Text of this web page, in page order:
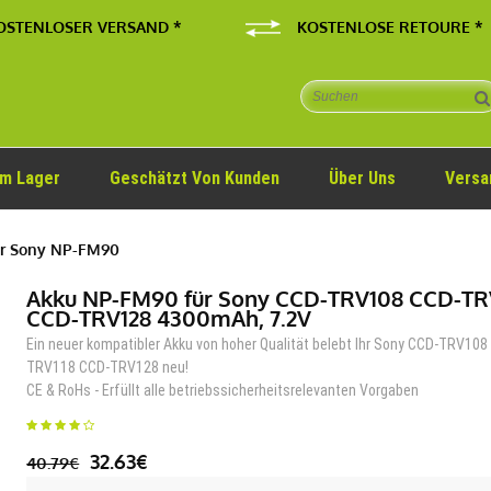
VERSAND * KOSTENLOSE RETOURE *
Lager Geschätzt Von Kunden Über Uns
Sony NP-FM90
Akku NP-FM90 für Sony CCD-TRV108 CCD-
CCD-TRV128 4300mAh, 7.2V
Ein neuer kompatibler Akku von hoher Qualität belebt Ihr Sony CCD-TRV108
TRV118 CCD-TRV128 neu!
CE & RoHs - Erfüllt alle betriebssicherheitsrelevanten Vorgaben
40.79€ 32.63€